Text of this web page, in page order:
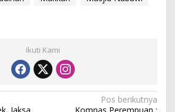
Ikuti Kami
Pos berikutnya